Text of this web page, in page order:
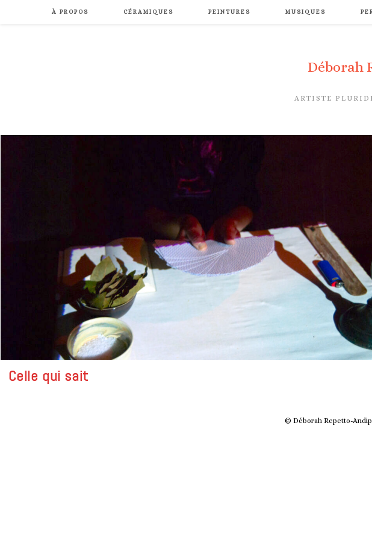
À PROPOS CÉRAMIQUES PEINTURES MUSIQUES
Déborah
ARTISTE
Celle qui sait
© Déborah Repetto-